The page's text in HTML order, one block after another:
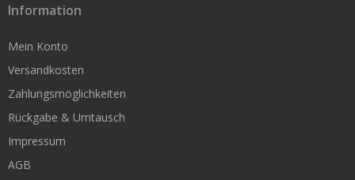
Thermoetiketten 25 mm Kern
Papieretiketten
Information
Mein Konto
Versandkosten
Zahlungsmöglichkeiten
Rückgabe & Umtausch
Impressum
AGB